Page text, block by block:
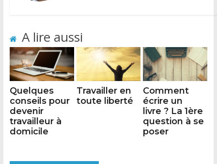
A lire aussi
Quelques
conseils pour
devenir
travailleur à
domicile
Travailler en
toute liberté
Comment
écrire un
livre ? La 1ère
question à se
poser